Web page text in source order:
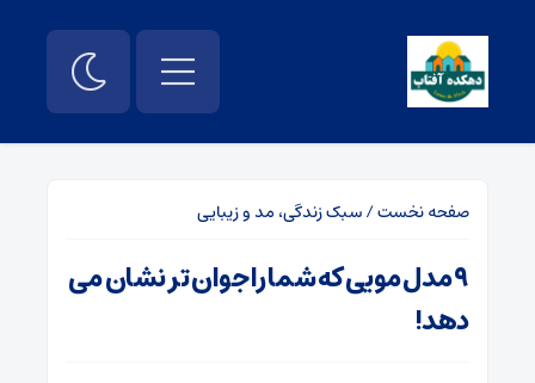
صفحه نخست/سبک زندگی، مد و زیبایی
۹ مدل مویی که شما را جوان تر نشان می
دهد!